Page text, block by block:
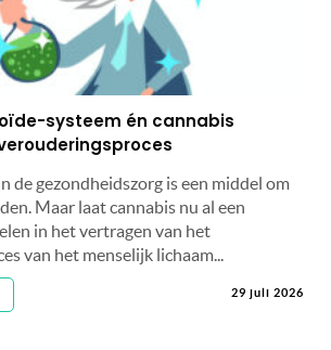
systeem én cannabis
de gezondheidszorg is een middel om
Maar laat cannabis nu al een
in het vertragen van het
van het menselijk lichaam...
29 juli 2026